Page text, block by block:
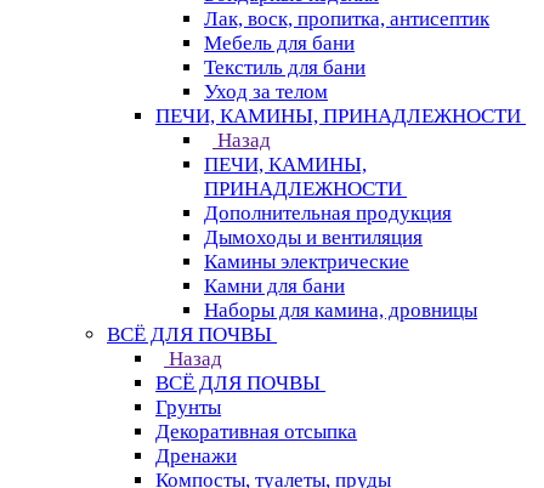
Лак, воск, пропитка, антисептик
Мебель для бани
Текстиль для бани
Уход за телом
ПЕЧИ, КАМИНЫ, ПРИНАДЛЕЖНОСТИ
Назад
ПЕЧИ, КАМИНЫ,
ПРИНАДЛЕЖНОСТИ
Дополнительная продукция
Дымоходы и вентиляция
Камины электрические
Камни для бани
Наборы для камина, дровницы
ВСЁ ДЛЯ ПОЧВЫ
Назад
ВСЁ ДЛЯ ПОЧВЫ
Грунты
Декоративная отсыпка
Дренажи
Компосты, туалеты, пруды